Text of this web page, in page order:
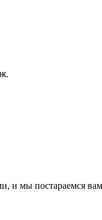
и мы постараемся